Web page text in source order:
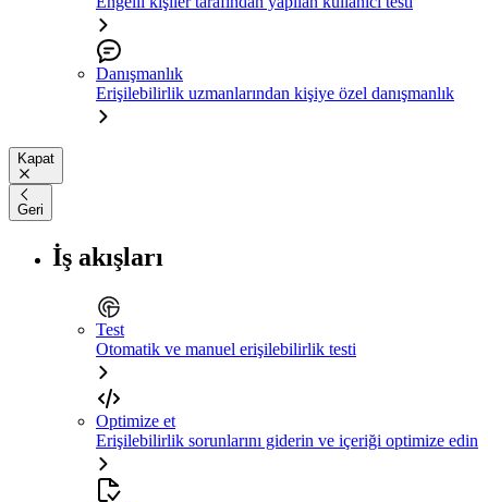
Danışmanlık
Erişilebilirlik uzmanlarından kişiye özel danışmanlık
Kapat
Geri
İş akışları
Test
Otomatik ve manuel erişilebilirlik testi
Optimize et
Erişilebilirlik sorunlarını giderin ve içeriği optimize edin